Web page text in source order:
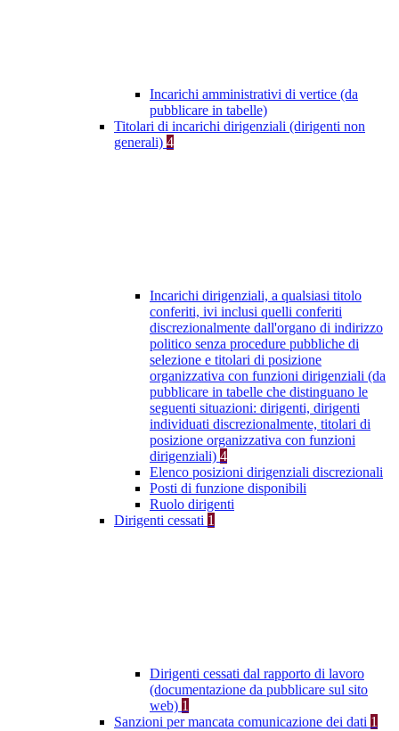
Incarichi amministrativi di vertice (da
pubblicare in tabelle)
Titolari di incarichi dirigenziali (dirigenti non
generali) 4
Incarichi dirigenziali, a qualsiasi titolo
conferiti, ivi inclusi quelli conferiti
discrezionalmente dall'organo di indirizzo
politico senza procedure pubbliche di
selezione e titolari di posizione
organizzativa con funzioni dirigenziali (da
pubblicare in tabelle che distinguano le
seguenti situazioni: dirigenti, dirigenti
individuati discrezionalmente, titolari di
posizione organizzativa con funzioni
dirigenziali) 4
Elenco posizioni dirigenziali discrezionali
Posti di funzione disponibili
Ruolo dirigenti
Dirigenti cessati 1
Dirigenti cessati dal rapporto di lavoro
(documentazione da pubblicare sul sito
web) 1
Sanzioni per mancata comunicazione dei dati 1